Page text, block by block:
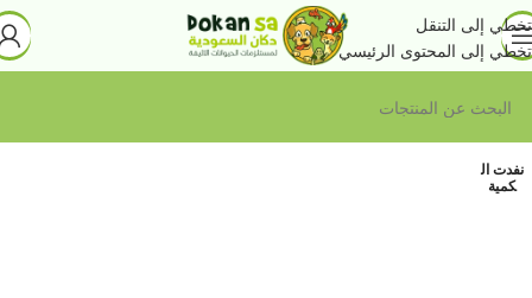
تخطي إلى التنقل
تخطي إلى المحتوى الرئيسي
نفدت ال
كمية